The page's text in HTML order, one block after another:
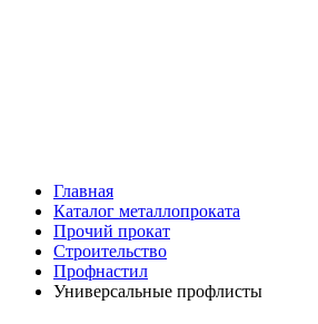
Главная
Каталог металлопроката
Прочий прокат
Строительство
Профнастил
Универсальные профлисты